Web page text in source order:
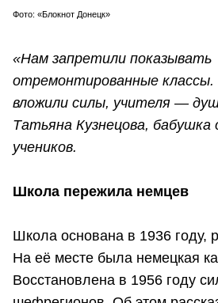
Фото: «Блокнот Донецк»
«Нам запретили показывать
отремонтированные
вложили силы, учителя —
Татьяна Кузнецова, бабушка
учеников.
Школа пережила немцев
Школа основана в 1936 году,
На её месте была немецкая
Восстановлена в 1956 году